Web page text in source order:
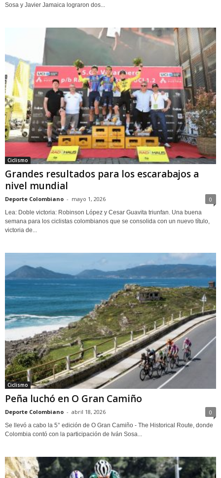
Sosa y Javier Jamaica lograron dos...
Ciclismo
Grandes resultados para los escarabajos a
nivel mundial
Deporte Colombiano - mayo 1, 2026 0
Lea: Doble victoria: Robinson López y Cesar Guavita triunfan. Una buena
semana para los ciclistas colombianos que se consolida con un nuevo título,
victoria de...
Ciclismo
Peña luchó en O Gran Camiño
Deporte Colombiano - abril 18, 2026 0
Se llevó a cabo la 5° edición de O Gran Camiño - The Historical Route, donde
Colombia contó con la participación de Iván Sosa...